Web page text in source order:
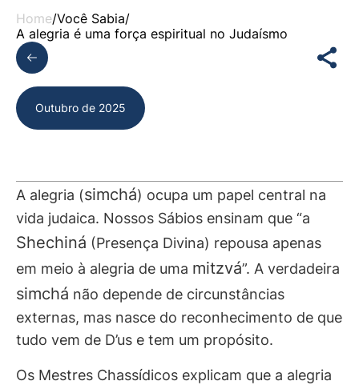
Home/Você Sabia/
A alegria é uma força espiritual no Judaísmo
Outubro de 2025
A alegria (simchá) ocupa um papel central na
vida judaica. Nossos Sábios ensinam que “a
Shechiná (Presença Divina) repousa apenas
em meio à alegria de uma mitzvá”. A verdadeira
simchá não depende de circunstâncias
externas, mas nasce do reconhecimento de que
tudo vem de D’us e tem um propósito.
Os Mestres Chassídicos explicam que a alegria